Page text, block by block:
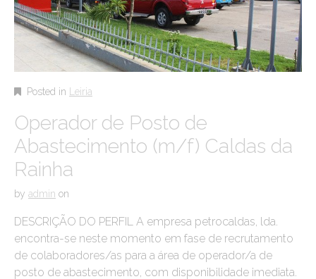
Posted in Leiria
Operador de Posto de
Abastecimento (m/f) Caldas da
Rainha
by admin on
DESCRIÇÃO DO PERFIL A empresa petrocaldas, lda.
encontra-se neste momento em fase de recrutamento
de colaboradores/as para a área de operador/a de
posto de abastecimento, com disponibilidade imediata.